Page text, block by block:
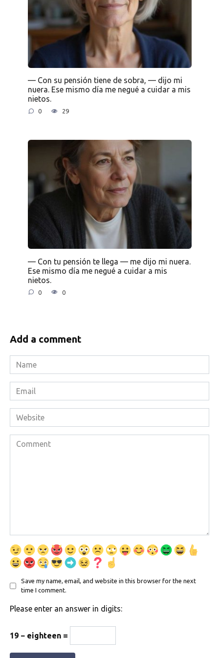
— Con su pensión tiene de sobra, — dijo mi
nuera. Ese mismo día me negué a cuidar a mis
nietos.
0 29
— Con tu pensión te llega — me dijo mi nuera.
Ese mismo día me negué a cuidar a mis
nietos.
0 0
Add a comment
Name
*
Email
*
Website
Comment
Save my name, email, and website in this browser for the next
time I comment.
Please enter an answer in digits:
19 − eighteen =